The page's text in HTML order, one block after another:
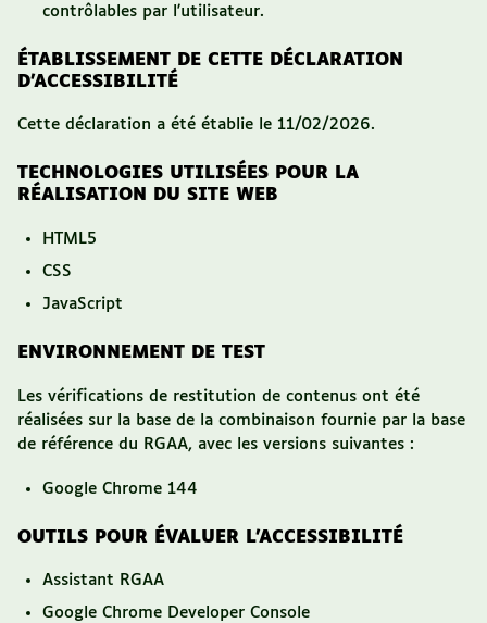
contrôlables par l'utilisateur.
ÉTABLISSEMENT DE CETTE DÉCLARATION
D’ACCESSIBILITÉ
Cette déclaration a été établie le 11/02/2026.
TECHNOLOGIES UTILISÉES POUR LA
RÉALISATION DU SITE WEB
HTML5
CSS
JavaScript
ENVIRONNEMENT DE TEST
Les vérifications de restitution de contenus ont été
réalisées sur la base de la combinaison fournie par la base
de référence du RGAA, avec les versions suivantes :
Google Chrome 144
OUTILS POUR ÉVALUER L’ACCESSIBILITÉ
Assistant RGAA
Google Chrome Developer Console